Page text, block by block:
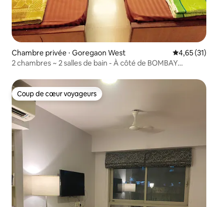
Chambre privée ⋅ Goregaon West Évaluation
4,65 (31)
2 chambres ~ 2 salles de bain - À côté de BOMBAY
Coup de cœur voyageurs
Coup de cœur voyageurs